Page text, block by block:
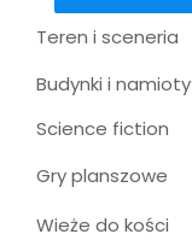
Teren i sceneria
Budynki i namioty
Science fiction
Gry planszowe
Wieże do kości